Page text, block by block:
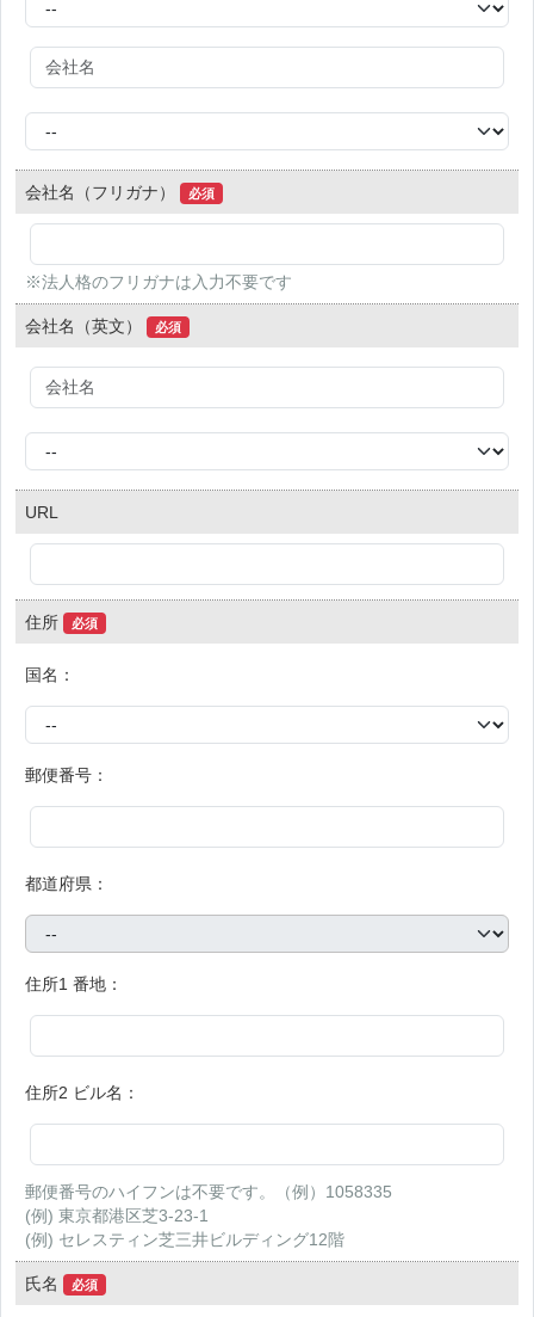
会社名（フリガナ） 必須
※法人格のフリガナは入力不要です
会社名（英文） 必須
URL
住所 必須
国名：
郵便番号：
都道府県：
住所1 番地：
住所2 ビル名：
郵便番号のハイフンは不要です。（例）1058335
(例) 東京都港区芝3-23-1
(例) セレスティン芝三井ビルディング12階
氏名 必須